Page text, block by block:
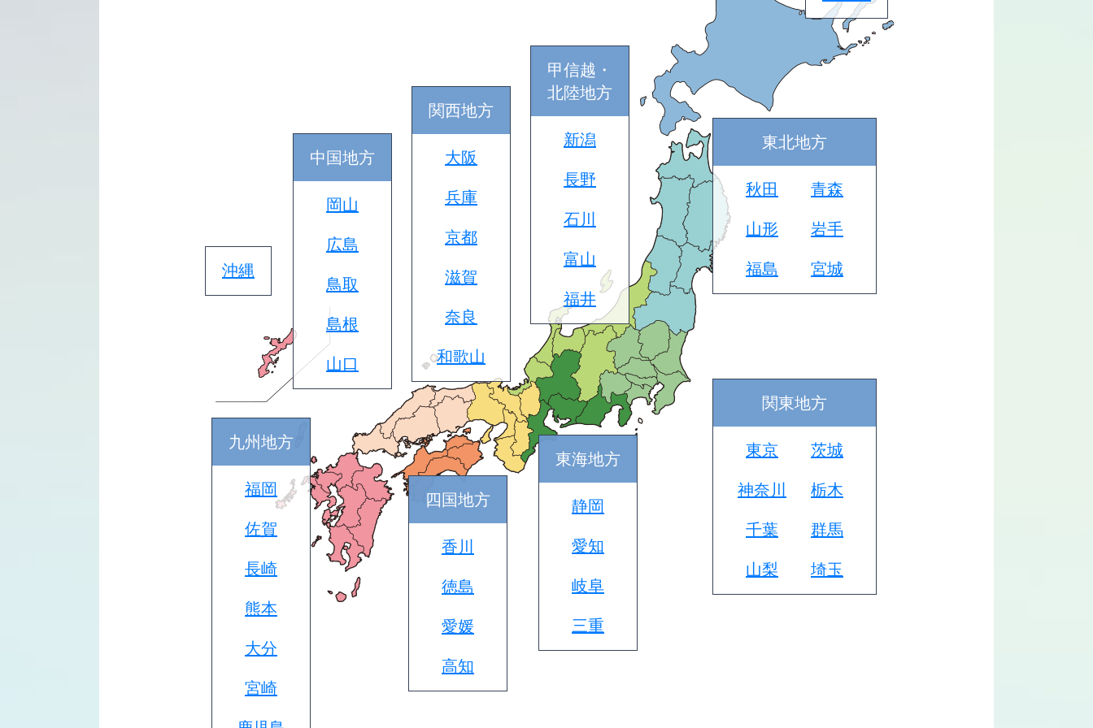
東北地方
秋田 青森
山形 岩手
福島 宮城
甲信越・
北陸地方
新潟
長野
石川
富山
福井
関東地方
東京 茨城
神奈川 栃木
千葉 群馬
山梨 埼玉
東海地方
静岡
愛知
岐阜
三重
関西地方
大阪
兵庫
京都
滋賀
奈良
和歌山
中国地方
岡山
広島
鳥取
島根
山口
四国地方
香川
徳島
愛媛
高知
九州地方
福岡
佐賀
長崎
熊本
大分
宮崎
沖縄